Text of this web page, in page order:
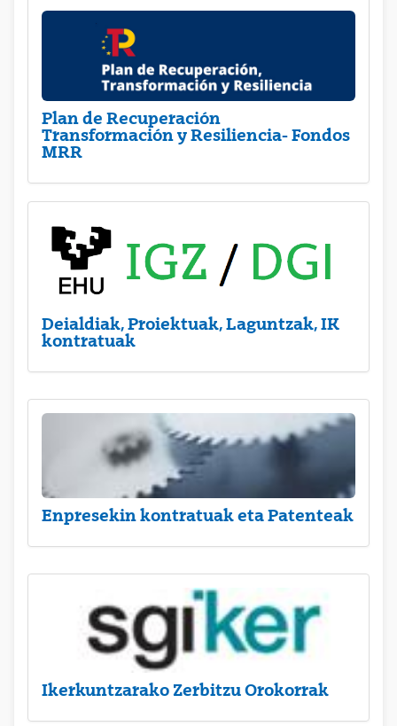
Plan de Recuperación
Transformación y Resiliencia- Fondos
MRR
Deialdiak, Proiektuak, Laguntzak, IK
kontratuak
Enpresekin kontratuak eta Patenteak
Ikerkuntzarako Zerbitzu Orokorrak